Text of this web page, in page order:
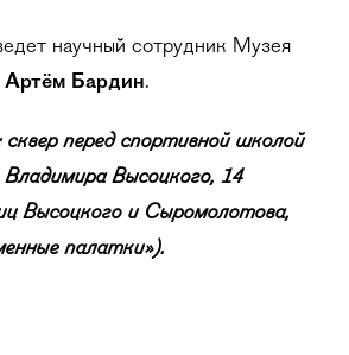
научный сотрудник Музея
Артём Бардин.
перед спортивной школой
Владимира Высоцкого, 14
Высоцкого и Сыромолотова,
палатки»).